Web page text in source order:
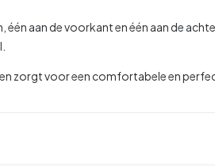
aan de voorkant en één aan de
zorgt voor een comfortabele en